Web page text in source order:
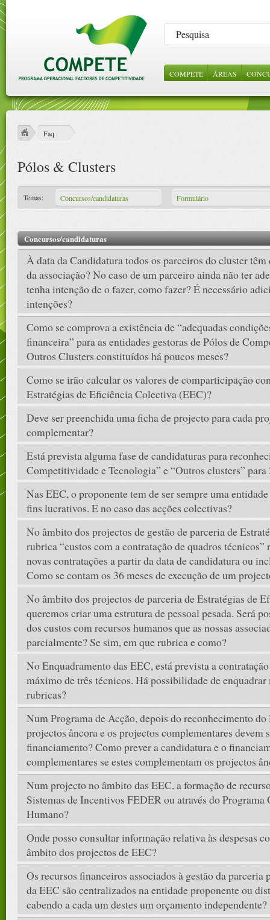
COMPETE
ÁREAS
EMPRESAS
PROJECTOS
Faq
Pólos & Clusters
Temas: Concursos/candidaturas Formulário
Concursos/candidaturas
À data da Candidatura todos os parceiros do cluster
da associação? No caso de um parceiro ainda não ter
tenha intenção de o fazer, como fazer? É necessário
intenções?
Como se comprova a existência de “adequadas
financeira” para as entidades gestoras de Pólos de
Outros Clusters constituídos há poucos meses?
Como se irão calcular os valores de comparticipação
Estratégias de Eficiência Colectiva (EEC)?
Deve ser preenchida uma ficha de projecto para cada
complementar?
Está prevista alguma fase de candidaturas para
Competitividade e Tecnologia” e “Outros clusters” para
Nas EEC, o proponente tem de ser sempre uma
fins lucrativos. E no caso das acções colectivas?
No âmbito dos projectos de gestão de parceria de
rubrica “custos com a contratação de quadros técnicos”
novas contratações a partir da data de candidatura ou
Como se contam os 36 meses de execução de um
No âmbito dos projectos de parceria de Estratégias de
queremos criar uma estrutura de pessoal pesada. Será
dos custos com recursos humanos que as nossas
parcialmente? Se sim, em que rubrica e como?
No Enquadramento das EEC, está prevista a
máximo de três técnicos. Há possibilidade de
rubricas?
Num Programa de Acção, depois do reconhecimento do
projectos âncora e os projectos complementares devem
financiamento? Como prever a candidatura e o
complementares se estes complementam os projectos
Num projecto no âmbito das EEC, a formação de
Sistemas de Incentivos FEDER ou através do
Humano?
Onde posso consultar informação relativa às despesas
âmbito dos projectos de EEC?
Os recursos financeiros associados à gestão da parceria
da EEC são centralizados na entidade proponente ou
cabendo a cada um destes um orçamento independente?